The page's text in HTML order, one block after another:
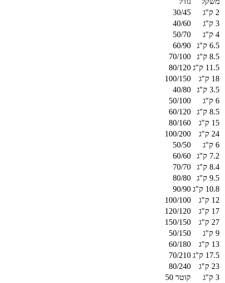
2 ק"ג
30/45
3 ק"ג
40/60
4 ק"ג
50/70
6.5 ק"ג
60/90
8.5 ק"ג
70/100
11.5 ק"ג
80/120
18 ק"ג
100/150
3.5 ק"ג
40/80
6 ק"ג
50/100
8.5 ק"ג
60/120
15 ק"ג
80/160
24 ק"ג
100/200
6 ק"ג
50/50
7.2 ק"ג
60/60
8.4 ק"ג
70/70
9.5 ק"ג
80/80
10.8 ק"ג
90/90
12 ק"ג
100/100
17 ק"ג
120/120
27 ק"ג
150/150
9 ק"ג
50/150
13 ק"ג
60/180
17.5 ק"ג
70/210
23 ק"ג
80/240
3 ק"ג
קוטר 50